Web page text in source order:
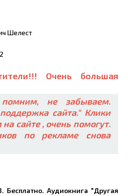
Шелест
Очень большая
не забываем.
сайта." Клики
сайте , очень помогут.
по рекламе снова
Бесплатно. Аудиокнига "Другая